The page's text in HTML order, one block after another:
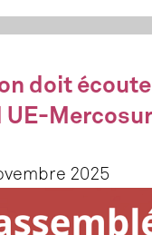
doit
UE-Mercosur
2025